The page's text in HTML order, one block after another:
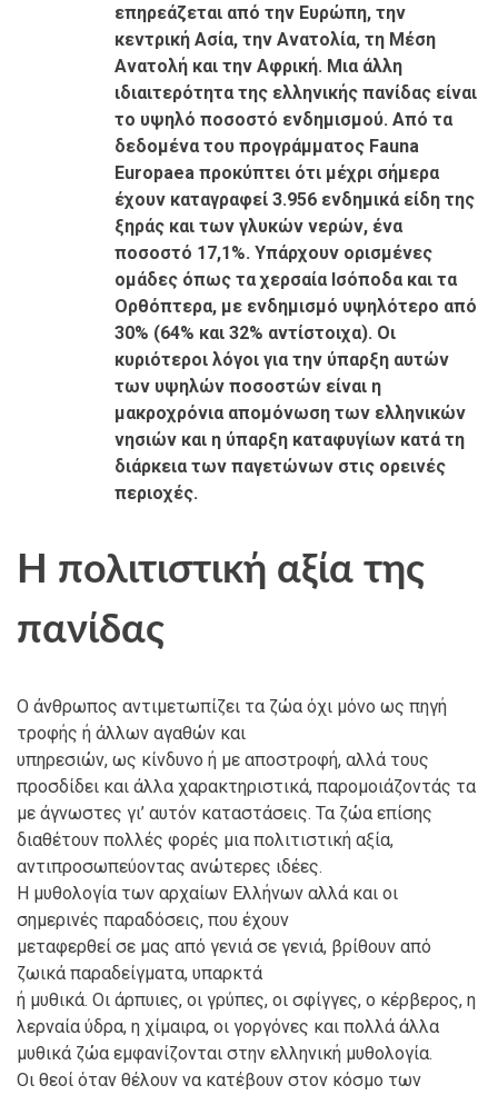
επηρεάζεται από την Ευρώπη, την
κεντρική Ασία, την Ανατολία, τη Μέση
Ανατολή και την Αφρική. Μια άλλη
ιδιαιτερότητα της ελληνικής πανίδας είναι
το υψηλό ποσοστό ενδημισμού. Από τα
δεδομένα του προγράμματος Fauna
Europaea προκύπτει ότι μέχρι σήμερα
έχουν καταγραφεί 3.956 ενδημικά είδη της
ξηράς και των γλυκών νερών, ένα
ποσοστό 17,1%. Υπάρχουν ορισμένες
ομάδες όπως τα χερσαία Ισόποδα και τα
Ορθόπτερα, με ενδημισμό υψηλότερο από
30% (64% και 32% αντίστοιχα). Οι
κυριότεροι λόγοι για την ύπαρξη αυτών
των υψηλών ποσοστών είναι η
μακροχρόνια απομόνωση των ελληνικών
νησιών και η ύπαρξη καταφυγίων κατά τη
διάρκεια των παγετώνων στις ορεινές
περιοχές.
Η πολιτιστική αξία της
πανίδας
Ο άνθρωπος αντιμετωπίζει τα ζώα όχι μόνο ως πηγή
τροφής ή άλλων αγαθών και
υπηρεσιών, ως κίνδυνο ή με αποστροφή, αλλά τους
προσδίδει και άλλα χαρακτηριστικά, παρομοιάζοντάς τα
με άγνωστες γι’ αυτόν καταστάσεις. Τα ζώα επίσης
διαθέτουν πολλές φορές μια πολιτιστική αξία,
αντιπροσωπεύοντας ανώτερες ιδέες.
Η μυθολογία των αρχαίων Ελλήνων αλλά και οι
σημερινές παραδόσεις, που έχουν
μεταφερθεί σε μας από γενιά σε γενιά, βρίθουν από
ζωικά παραδείγματα, υπαρκτά
ή μυθικά. Οι άρπυιες, οι γρύπες, οι σφίγγες, ο κέρβερος, η
λερναία ύδρα, η χίμαιρα, οι γοργόνες και πολλά άλλα
μυθικά ζώα εμφανίζονται στην ελληνική μυθολογία.
Οι θεοί όταν θέλουν να κατέβουν στον κόσμο των